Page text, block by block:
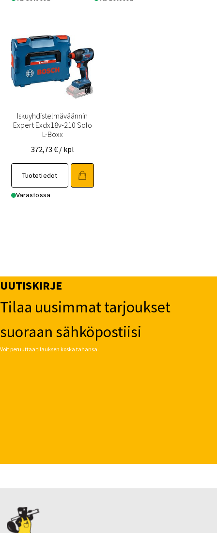
Iskuyhdistelmäväännin
Expert Exdx18v-210 Solo
L-Boxx
372,73 € / kpl
Tuotetiedot
Varastossa
UUTISKIRJE
Tilaa uusimmat tarjoukset
suoraan sähköpostiisi
Voit peruuttaa tilauksen koska tahansa.